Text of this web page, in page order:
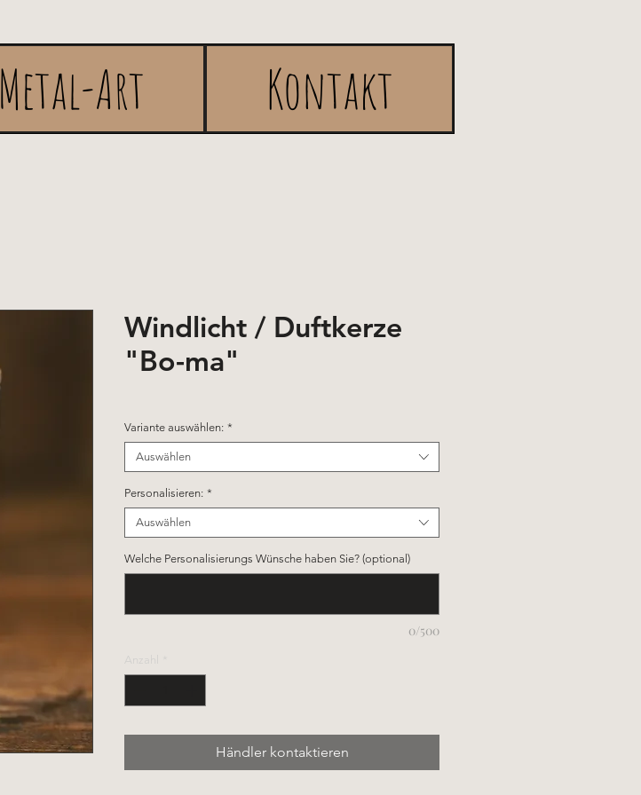
Metal-Art Kontakt
Windlicht / Duftkerze
"Bo-ma"
Variante auswählen: *
Auswählen
Personalisieren: *
Auswählen
Welche Personalisierungs Wünsche haben Sie? (optional)
0/500
Anzahl
Händler kontaktieren